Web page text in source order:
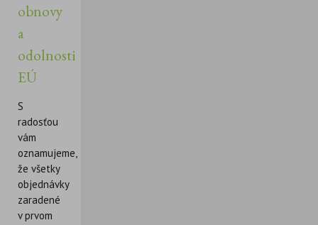
obnovy
a
odolnosti
EÚ
S
radosťou
vám
oznamujeme,
že všetky
objednávky
zaradené
v prvom